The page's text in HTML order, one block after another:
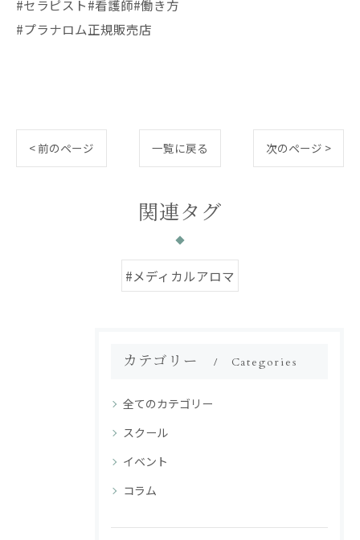
#セラピスト#看護師#働き方
#プラナロム正規販売店
< 前のページ 一覧に戻る 次のページ >
関連タグ
#メディカルアロマ
カテゴリー Categories
全てのカテゴリー
スクール
イベント
コラム